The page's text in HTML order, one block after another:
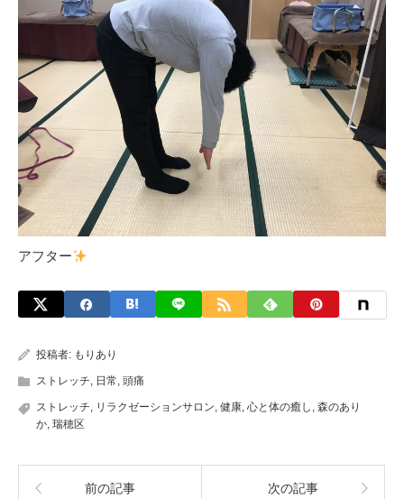
アフター
投稿者: もりあり
ストレッチ, 日常, 頭痛
ストレッチ, リラクゼーションサロン, 健康, 心と体の癒し , 森のあり
か, 瑞穂区
前の記事 次の記事